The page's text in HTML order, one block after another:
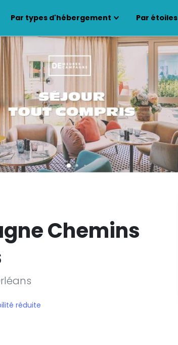
Par types d'hébergement Par étoiles
Chemins
réduite